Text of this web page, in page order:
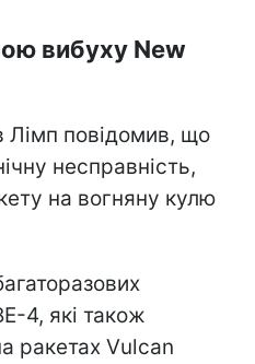
вибуху New
Лімп повідомив, що
несправність,
на вогняну кулю
4, які також
ракетах Vulcan